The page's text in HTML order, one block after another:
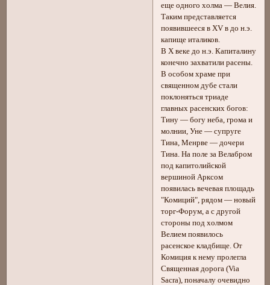
еще одного холма — Велия.
Таким представляется
появившееся в XV в до н.э.
капище италиков.
В X веке до н.э. Капиталину
конечно захватили расены.
В особом храме при
священном дубе стали
поклоняться триаде
главных расенских богов:
Тину — богу неба, грома и
молнии, Уне — супруге
Тина, Менрве — дочери
Тина. На поле за Велабром
под капитолийской
вершиной Арксом
появилась вечевая площадь
"Комиций", рядом — новый
торг-Форум, а с другой
стороны под холмом
Велием появилось
расенское кладбище. От
Комиция к нему пролегла
Священная дорога (Viа
Sacra), поначалу очевидно